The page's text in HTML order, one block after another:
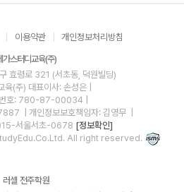
이용약관 개인정보처리방침
가스터디교육(주)
효령로 321 (서초동, 덕원빌딩)
육(주) 대표이사: 손성은 |
번호: 780-87-00034
| 개인정보보호책임자: 김영무
서울서초-0678 [정보확인]
All right reserved.
러셀 전주학원